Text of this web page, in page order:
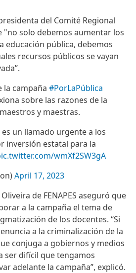
del Comité Regional
"no solo debemos aumentar los
educación pública, debemos
recursos públicos se vayan
la campaña #PorLaPública
sobre las razones de la
y maestras.
un llamado urgente a los
inversión estatal para la
wmXf2SW3gA
April 17, 2023
de FENAPES aseguró que
a la campaña el tema de
de los docentes. “Si
a la criminalización de la
conjuga a gobiernos y medios
ser difícil que tengamos
adelante la campaña”, explicó.